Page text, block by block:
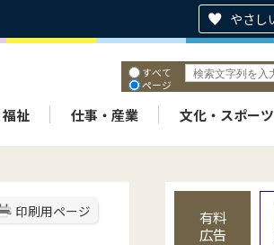
やさし
すべて
ページ
祉 仕事・産業 文化・スポー
印刷用ページ
有料
広告